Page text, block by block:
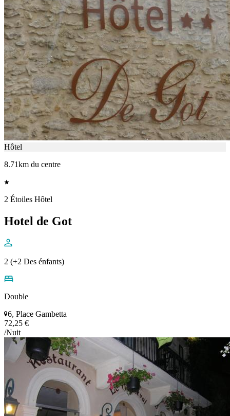
Hôtel
8.71km du centre
2 Étoiles Hôtel
Hotel de Got
2 (+2 Des énfants)
Double
6, Place Gambetta
72,25 €
/Nuit